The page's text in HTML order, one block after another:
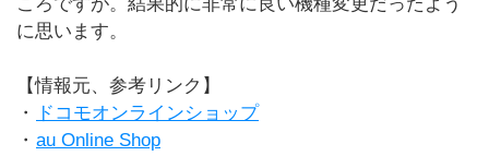
に思います。
【情報元、参考リンク】
・
ドコモオンラインショップ
・ au Online Shop